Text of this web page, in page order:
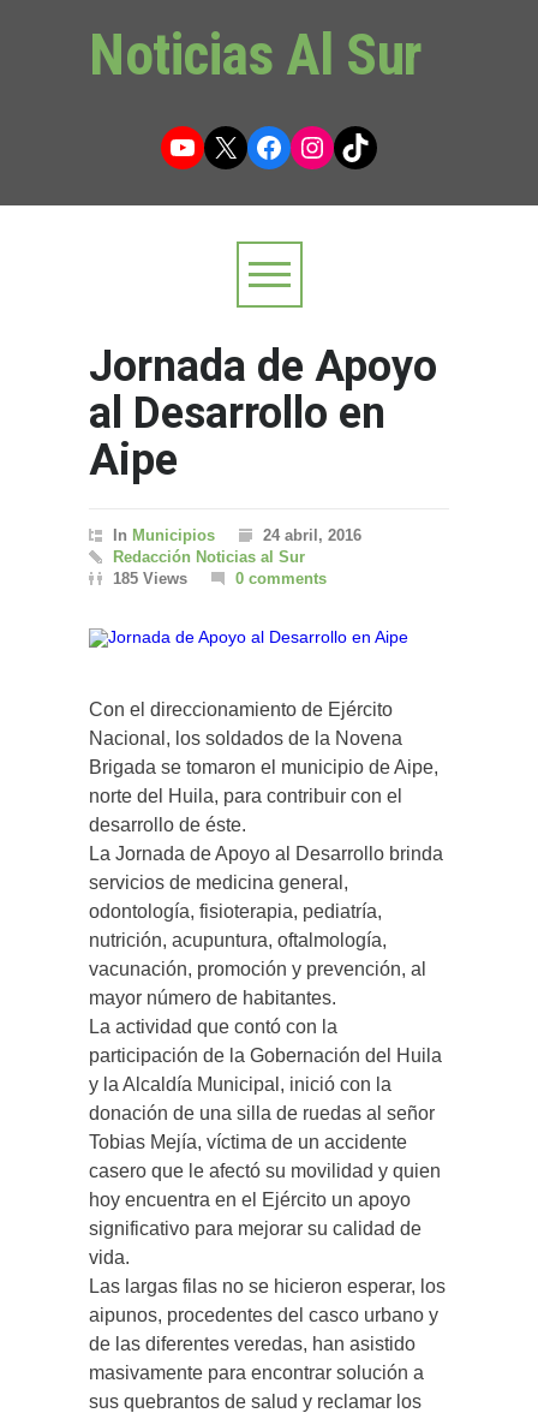
Noticias Al Sur
YouTube
X Facebook
Instagram
TikTok
Jornada de Apoyo
al Desarrollo en
Aipe
In Municipios
24 abril, 2016
Redacción Noticias al Sur
185 Views
0 comments
Con el direccionamiento de Ejército
Nacional, los soldados de la Novena
Brigada se tomaron el municipio de Aipe,
norte del Huila, para contribuir con el
desarrollo de éste.
La Jornada de Apoyo al Desarrollo brinda
servicios de medicina general,
odontología, fisioterapia, pediatría,
nutrición, acupuntura, oftalmología,
vacunación, promoción y prevención, al
mayor número de habitantes.
La actividad que contó con la
participación de la Gobernación del Huila
y la Alcaldía Municipal, inició con la
donación de una silla de ruedas al señor
Tobias Mejía, víctima de un accidente
casero que le afectó su movilidad y quien
hoy encuentra en el Ejército un apoyo
significativo para mejorar su calidad de
vida.
Las largas filas no se hicieron esperar, los
aipunos, procedentes del casco urbano y
de las diferentes veredas, han asistido
masivamente para encontrar solución a
sus quebrantos de salud y reclamar los